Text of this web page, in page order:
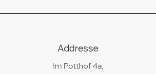
Addresse
Im Potthof 4a,